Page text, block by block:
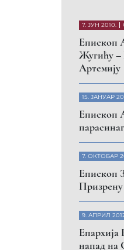
Eпископ
Светих